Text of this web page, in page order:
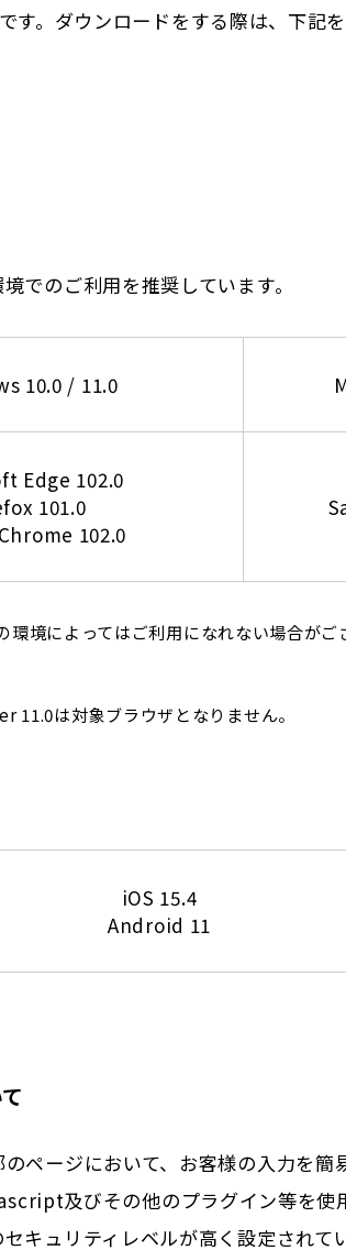
。ダウンロードをする際は、下記
でのご利用を推奨しています。
10.0 / 11.0
Edge 102.0
101.0
102.0
境によってはご利用になれない場合がご
は対象ブラウザとなりません。
iOS 15.4
Android 11
ページにおいて、お客様の入力を簡
及びその他のプラグイン等を使
キュリティレベルが高く設定されて